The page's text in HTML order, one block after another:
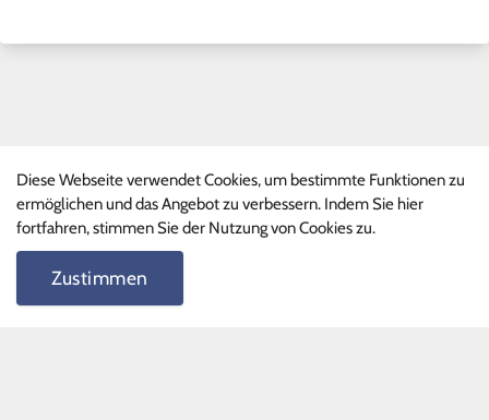
Schnelllinks
Ganztagsprogramm
Phille-Shop
FAQ
Diese Webseite verwendet Cookies, um bestimmte Funktionen zu
ermöglichen und das Angebot zu verbessern. Indem Sie hier
fortfahren, stimmen Sie der Nutzung von Cookies zu.
Zustimmen